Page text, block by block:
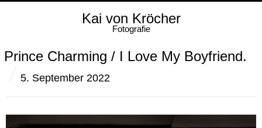
Kai von Kröcher
Fotografie
Prince Charming / I Love My Boyfriend.
5. September 2022